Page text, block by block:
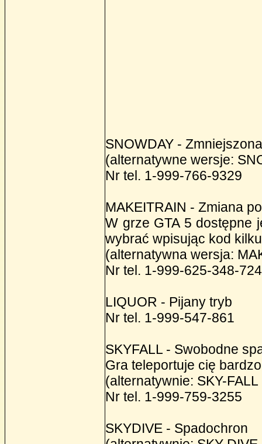
SNOWDAY -
(alternatywne wersje:
Nr tel. 1-999-766-9329
MAKEITRAIN - Zmiana
W grze GTA 5 dostępne
wybrać wpisując kod
(alternatywna wersja:
Nr tel. 1-999-625-348-
LIQUOR - Pijany tryb
Nr tel. 1-999-547-861
SKYFALL - Swobodne
Gra teleportuje cię
(alternatywnie: SKY-
Nr tel. 1-999-759-3255
SKYDIVE - Spadochron